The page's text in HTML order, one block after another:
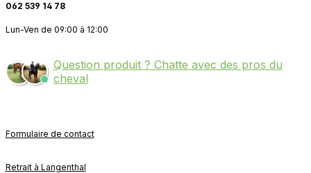
062 539 14 78
Lun-Ven de 09:00 à 12:00
Question produit ? Chatte avec des pros du
cheval
Formulaire de contact
Retrait à Langenthal